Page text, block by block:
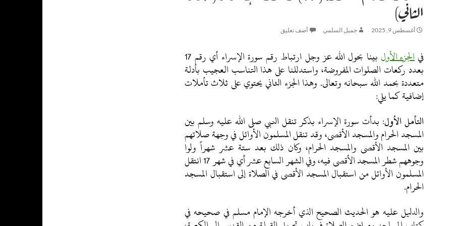
الثاني)
أغسطس 9, 2025 جميل السلمي أضف تعليق
فيالجزء الأول بينا بحول الله عز وجل ارتباط رقم سورة الإسراء أي رقم 17
بعدد ركعات الصلوات المفروضة، واستدللنا على هذا التناسب العجيب بأدلة
متعددة بحمد الله سبحانه وتعالى. وهذا الجزء الثاني يحتوي على ثلاث تأملات
إضافية كما يلي:
التأمل الأول: بدأت سورة الإسراء بذكر تنقل النبي صلى الله عليه وسلم بين
المسجد الحرام والمسجد الأقصى، وقد تنقل المسلمون الأوائل في وجهة صلاتهم
بين المسجد الأقصى والمسجد الحرام، وكان ذلك بعد ستة عشر شهراً ولوا
وجوههم شطر المسجد الأقصى فيه، وفي الشهر السابع عشر أي في شهر 17 انتقل
المسلمون الأوائل من استقبال المسجد الأقصى في الصلاة إلى استقبال المسجد
الحرام.
والدليل عليه هو الحديث الصحيح الذي أخرجه الإمام مسلم في صحيحه في